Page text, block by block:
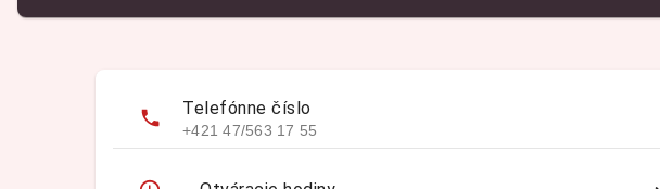
Telefónne číslo
+421 47/563 17 55